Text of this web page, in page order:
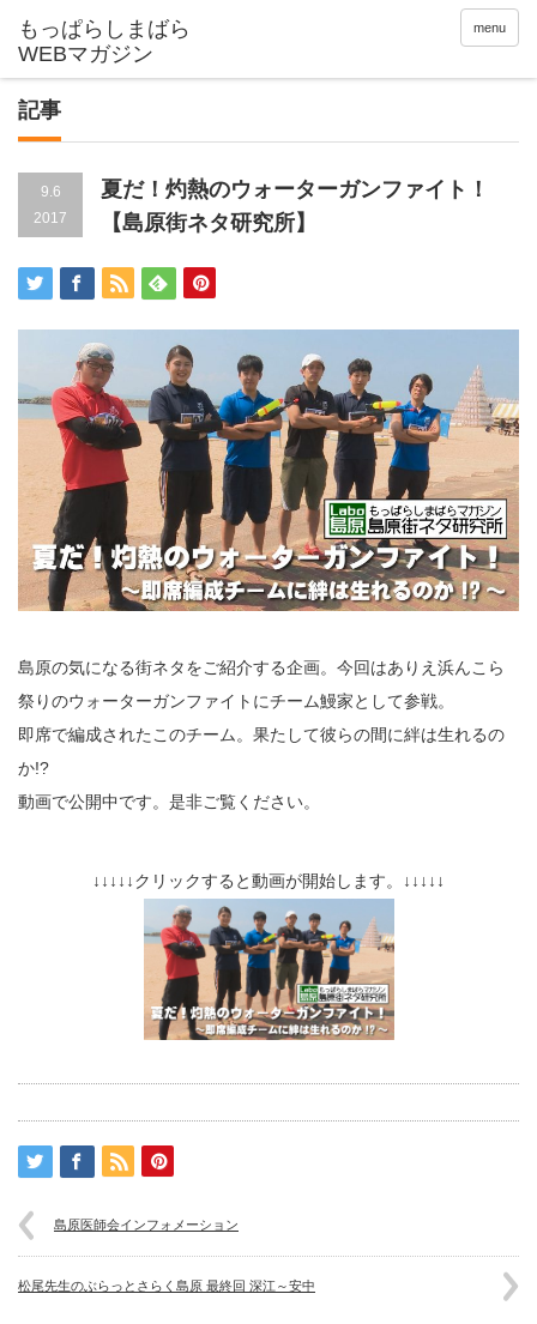
menu
記事
9.6
2017
夏だ！灼熱のウォーターガンファイト！
【島原街ネタ研究所】
島原の気になる街ネタをご紹介する企画。今回はありえ浜んこら
祭りのウォーターガンファイトにチーム鰻家として参戦。
即席で編成されたこのチーム。果たして彼らの間に絆は生れるの
か!?
動画で公開中です。是非ご覧ください。
↓↓↓↓↓クリックすると動画が開始します。↓↓↓↓↓
島原医師会インフォメーション
松尾先生のぶらっとさらく島原 最終回 深江～安中